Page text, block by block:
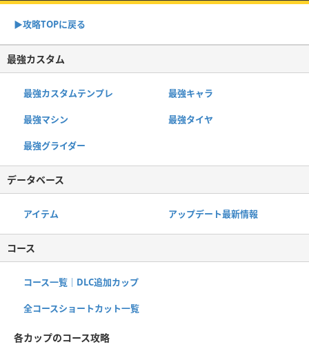
▶︎攻略TOPに戻る
最強カスタム
最強カスタムテンプレ 最強キャラ
最強マシン 最強タイヤ
最強グライダー
データベース
アイテム アップデート最新情報
コース
コース一覧｜DLC追加カップ
全コースショートカット一覧
各カップのコース攻略